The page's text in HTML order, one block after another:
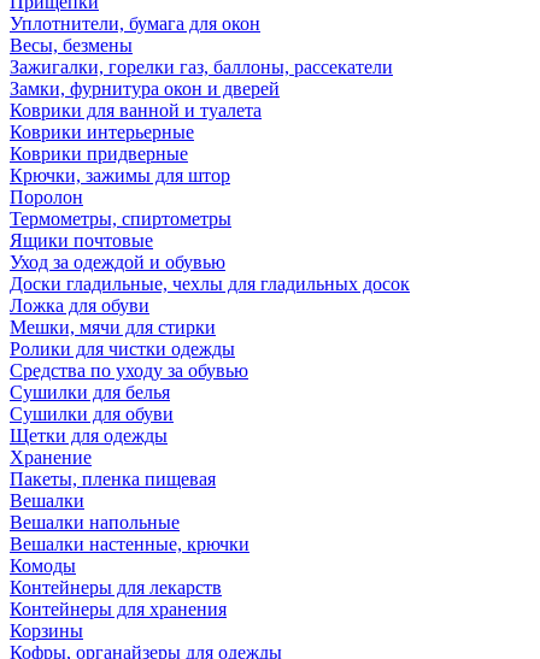
Уплотнители, бумага для окон
Весы, безмены
Зажигалки, горелки газ, баллоны, рассекатели
Замки, фурнитура окон и дверей
Коврики для ванной и туалета
Коврики интерьерные
Коврики придверные
Крючки, зажимы для штор
Поролон
Термометры, спиртометры
Ящики почтовые
Уход за одеждой и обувью
Доски гладильные, чехлы для гладильных досок
Ложка для обуви
Мешки, мячи для стирки
Ролики для чистки одежды
Средства по уходу за обувью
Сушилки для белья
Сушилки для обуви
Щетки для одежды
Хранение
Пакеты, пленка пищевая
Вешалки
Вешалки напольные
Вешалки настенные, крючки
Комоды
Контейнеры для лекарств
Контейнеры для хранения
Корзины
Кофры, органайзеры для одежды